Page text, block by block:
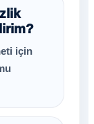
için